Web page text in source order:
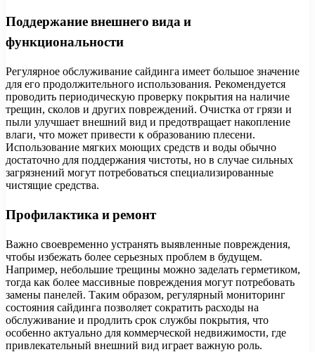
Поддержание внешнего вида и
функциональности
Регулярное обслуживание сайдинга имеет большое значение
для его продолжительного использования. Рекомендуется
проводить периодическую проверку покрытия на наличие
трещин, сколов и других повреждений. Очистка от грязи и
пыли улучшает внешний вид и предотвращает накопление
влаги, что может привести к образованию плесени.
Использование мягких моющих средств и воды обычно
достаточно для поддержания чистоты, но в случае сильных
загрязнений могут потребоваться специализированные
чистящие средства.
Профилактика и ремонт
Важно своевременно устранять выявленные повреждения,
чтобы избежать более серьезных проблем в будущем.
Например, небольшие трещины можно заделать герметиком,
тогда как более массивные повреждения могут потребовать
замены панелей. Таким образом, регулярный мониторинг
состояния сайдинга позволяет сократить расходы на
обслуживание и продлить срок службы покрытия, что
особенно актуально для коммерческой недвижимости, где
привлекательный внешний вид играет важную роль.